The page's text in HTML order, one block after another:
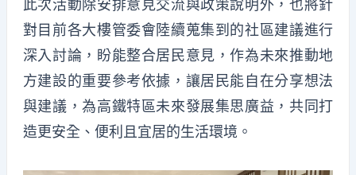
此次活動除安排意見交流與政策說明外，也將針
對目前各大樓管委會陸續蒐集到的社區建議進行
深入討論，盼能整合居民意見，作為未來推動地
方建設的重要參考依據，讓居民能自在分享想法
與建議，為高鐵特區未來發展集思廣益，共同打
造更安全、便利且宜居的生活環境。